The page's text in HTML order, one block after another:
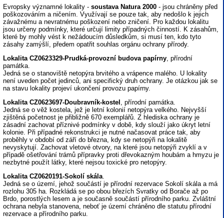
Evropsky významné lokality - soustava Natura 2000 - jsou chráněny před
poškozováním a ničením. Využívají se pouze tak, aby nedošlo k jejich
závažnému a nevratnému poškození nebo zničení. Pro každou lokalitu
jsou určeny podmínky, které určují limity případných činností. K zásahům,
které by mohly vést k nežádoucím důsledkům, si musí ten, kdo tyto
zásahy zamýšlí, předem opatřit souhlas orgánu ochrany přírody.
Lokalita CZ0623329-Prudká-provozní budova papírny, přírodní
památka.
Jedná se o stanoviště netopýra brvitého a vrápence malého. U lokality
není uveden počet jedinců, ani specifický druh ochrany. Je otázkou jak se
na stavu lokality projeví ukončení provozu papírny.
Lokalita CZ0623697-Doubravník-kostel , přírodní památka.
Jedná se o věž kostela, jež je letní kolonií netopýra velkého. Nejvyšší
zjištěná početnost je přibližně 670 exemplářů. Z hlediska ochrany je
zásadní zachovat příznivé podmínky v době, kdy slouží jako úkryt letní
kolonie. Při případné rekonstrukci je nutné načasovat práce tak, aby
proběhly v období od září do března, kdy se netopýři na lokalitě
nevyskytují. Zachovat vletové otvory, na které jsou netopýři zvyklí a v
případě ošetřování trámů přípravky proti dřevokazným houbám a hmyzu je
nezbytné použít látky, které nejsou toxické pro netopýry.
Lokalita CZ0620191-Sokolí skála.
Jedná se o území, jehož součástí je přírodní rezervace Sokolí skála a má
rozlohu 305 ha. Rozkládá se po obou březích Svratky od Borače až po
Brdo, porostlých lesem a je současně součástí přírodního parku. Zvláštní
ochrana nebyla stanovena, neboť je území chráněno dle statutu přírodní
rezervace a přírodního parku.